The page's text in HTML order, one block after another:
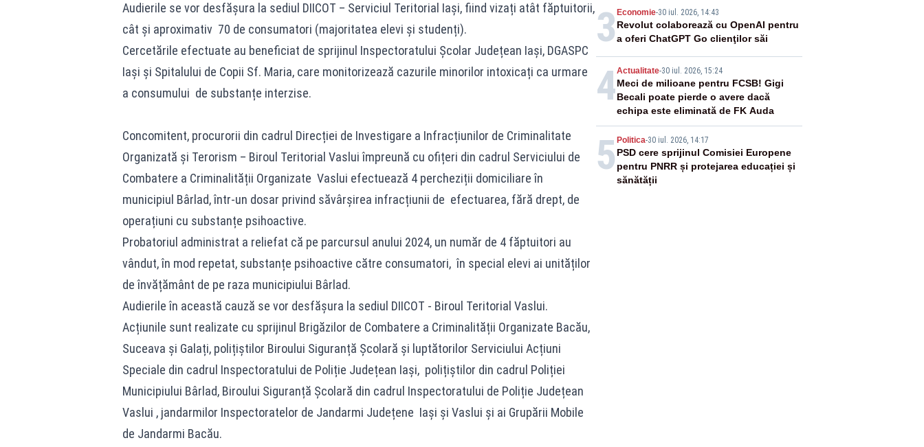
Audierile se vor desfășura la sediul DIICOT – Serviciul Teritorial Iași, fiind vizați atât făptuitorii,
cât și aproximativ 70 de consumatori (majoritatea elevi și studenți).
Cercetările efectuate au beneficiat de sprijinul Inspectoratului Școlar Județean Iași, DGASPC
Iași și Spitalului de Copii Sf. Maria, care monitorizează cazurile minorilor intoxicați ca urmare
a consumului de substanțe interzise.
Concomitent, procurorii din cadrul Direcției de Investigare a Infracțiunilor de Criminalitate
Organizată și Terorism – Biroul Teritorial Vaslui împreună cu ofițeri din cadrul Serviciului de
Combatere a Criminalității Organizate Vaslui efectuează 4 percheziții domiciliare în
municipiul Bârlad, într-un dosar privind săvârșirea infracțiunii de efectuarea, fără drept, de
operațiuni cu substanțe psihoactive.
Probatoriul administrat a reliefat că pe parcursul anului 2024, un număr de 4 făptuitori au
vândut, în mod repetat, substanțe psihoactive către consumatori, în special elevi ai unităților
de învățământ de pe raza municipiului Bârlad.
Audierile în această cauză se vor desfășura la sediul DIICOT - Biroul Teritorial Vaslui.
Acțiunile sunt realizate cu sprijinul Brigăzilor de Combatere a Criminalității Organizate Bacău,
Suceava și Galați, polițiștilor Biroului Siguranță Școlară și luptătorilor Serviciului Acțiuni
Speciale din cadrul Inspectoratului de Poliție Județean Iași, polițiștilor din cadrul Poliției
Municipiului Bârlad, Biroului Siguranță Școlară din cadrul Inspectoratului de Poliție Județean
Vaslui , jandarmilor Inspectoratelor de Jandarmi Județene Iași și Vaslui și ai Grupării Mobile
de Jandarmi Bacău.
3 Economie-30 iul. 2026, 14:43
Revolut colaborează cu OpenAI pentru
a oferi ChatGPT Go clienţilor săi
4Actualitate-30 iul. 2026, 15:24
Meci de milioane pentru FCSB! Gigi
Becali poate pierde o avere dacă
echipa este eliminată de FK Auda
5 Politica-30 iul. 2026, 14:17
PSD cere sprijinul Comisiei Europene
pentru PNRR și protejarea educației și
sănătății